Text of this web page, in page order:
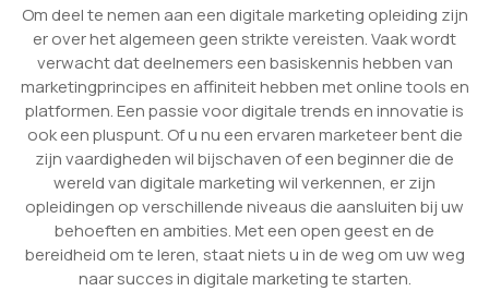
Om deel te nemen aan een digitale marketing opleiding zijn
er over het algemeen geen strikte vereisten. Vaak wordt
verwacht dat deelnemers een basiskennis hebben van
marketingprincipes en affiniteit hebben met online tools en
platformen. Een passie voor digitale trends en innovatie is
ook een pluspunt. Of u nu een ervaren marketeer bent die
zijn vaardigheden wil bijschaven of een beginner die de
wereld van digitale marketing wil verkennen, er zijn
opleidingen op verschillende niveaus die aansluiten bij uw
behoeften en ambities. Met een open geest en de
bereidheid om te leren, staat niets u in de weg om uw weg
naar succes in digitale marketing te starten.